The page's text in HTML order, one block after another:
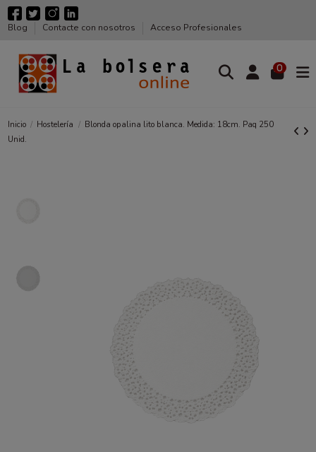
Blog Contacte con nosotros Acceso Profesionales
0
Inicio Hostelería
Blonda opalina lito blanca. Medida: 18cm. Paq 250
Unid.